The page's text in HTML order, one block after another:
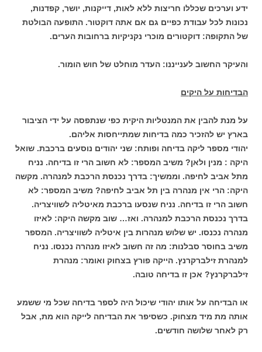
ידע וערכים שכללו חריצות ללא לאות, דייקנות, יושר, קפדנות,
נכונות לכל עבודת כפיים גם אם אתה דוקטור. התופעה הבולטת
של התקופה: דוקטורים מוכרי נקניקיות ברחובות הערים.
והעיקר החשוב לענייננו: העדר מוחלט של חוש הומור.
הבדיחות על היקים
על מנת להבין את המנטליות היקית כפי שנתפסה על ידי הציבור
בארץ יש להזכיר כמה בדיחות שמתייחסות אליהם.
יהודי מספר ליקה בדיחה ופותח: שני יהודים נוסעים ברכבת. שואל
היקה : מנין ולאן? משיב המספר: לא חשוב הרי זו בדיחה. נניח
מתל אביב לחיפה. וממשיך: בדרך נכנסת הרכבת למנהרה. מקשה
היקה: הרי אין מנהרה בין תל אביב לחיפה? משיב המספר: לא
חשוב הרי זו בדיחה. נניח שנסעו ברכבת מאיטליה לשוויצריה.
בדרך נכנסת הרכבת למנהרה. ואז… שוב מקשה היקה: לאיזו
מנהרה נכנסו. יש שלוש מנהרות בין איטליה לשוויצריה. המספר
משיב בחוסר סבלנות: מה זה חשוב לאיזו מנהרה נכנסו. נניח
למנהרת זילברקרנץ. הייקה פורץ בצחוק ואומר: מנהרת
זילברקרנץ? אכן זו בדיחה טובה.
או הבדיחה על אותו יהודי שיכול היה לספר בדיחה שכל מי ששמע
אותה מת מיד מצחוק. כשסיפר את הבדיחה לייקה הוא מת, אבל
רק לאחר שלושה חודשים.